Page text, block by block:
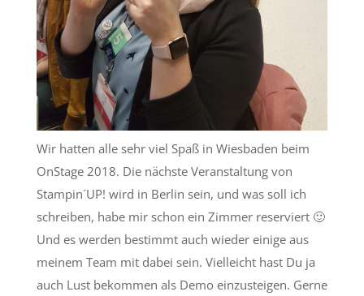
Wir hatten alle sehr viel Spaß in Wiesbaden beim
OnStage 2018. Die nächste Veranstaltung von
Stampin´UP! wird in Berlin sein, und was soll ich
schreiben, habe mir schon ein Zimmer reserviert 🙂
Und es werden bestimmt auch wieder einige aus
meinem Team mit dabei sein. Vielleicht hast Du ja
auch Lust bekommen als Demo einzusteigen. Gerne